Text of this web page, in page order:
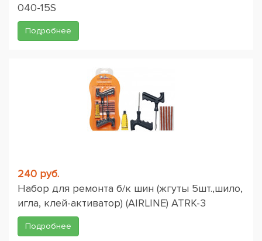
040-15S
Подробнее
240 руб.
Набор для ремонта б/к шин (жгуты 5шт.,шило,
игла, клей-активатор) (AIRLINE) ATRK-3
Подробнее